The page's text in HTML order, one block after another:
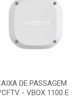
DE PASSAGEM
- VBOX 1100 E